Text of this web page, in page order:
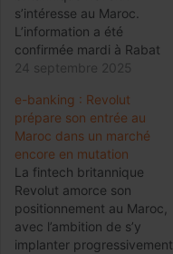
s’intéresse au Maroc.
L’information a été
confirmée mardi à Rabat
par le Wali de Bank Al-
Jouahri, en marge de la
troisième réunion
trimestrielle de 2025 du
Conseil de la banque
centrale. Déjà présente sur
plusieurs marchés
internationaux, Revolut
avait eu un premier…
24 septembre 2025
e-banking : Revolut
prépare son entrée au
Maroc dans un marché
encore en mutation
La fintech britannique
Revolut amorce son
positionnement au Maroc,
avec l’ambition de s’y
implanter progressivement